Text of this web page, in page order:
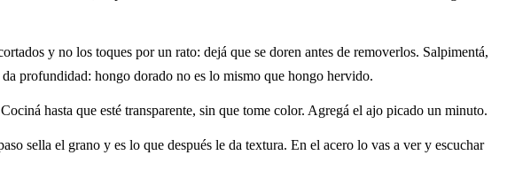
y no los toques por un rato: dejá que se doren antes de removerlos. Salpimentá,
profundidad: hongo dorado no es lo mismo que hongo hervido.
hasta que esté transparente, sin que tome color. Agregá el ajo picado un minuto.
sella el grano y es lo que después le da textura. En el acero lo vas a ver y escuchar